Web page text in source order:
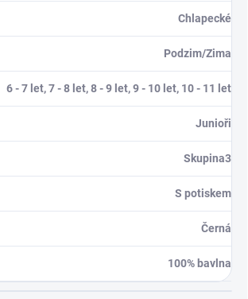
Chlapecké
Podzim/Zima
6 - 7 let, 7 - 8 let, 8 - 9 let, 9 - 10 let, 10 - 11 let
Junioři
Skupina3
S potiskem
Černá
100% bavlna